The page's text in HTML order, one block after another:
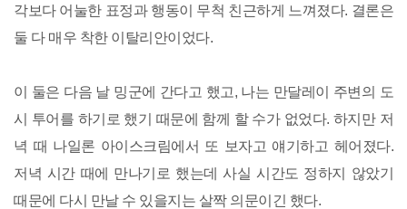
각보다 어눌한 표정과 행동이 무척 친근하게 느껴졌다. 결론은
둘 다 매우 착한 이탈리안이었다.
이 둘은 다음 날 밍군에 간다고 했고, 나는 만달레이 주변의 도
시 투어를 하기로 했기 때문에 함께 할 수가 없었다. 하지만 저
녁 때 나일론 아이스크림에서 또 보자고 얘기하고 헤어졌다.
저녁 시간 때에 만나기로 했는데 사실 시간도 정하지 않았기
때문에 다시 만날 수 있을지는 살짝 의문이긴 했다.